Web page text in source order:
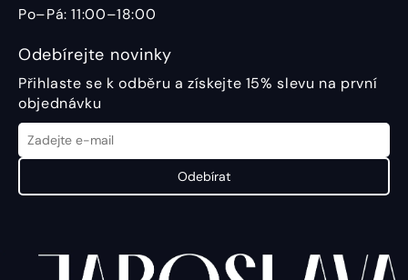
Po–Pá: 11:00–18:00
Odebírejte novinky
Přihlaste se k odběru a získejte 15% slevu na první
objednávku
Odebírat